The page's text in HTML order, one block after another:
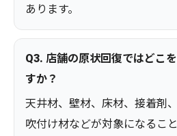
あります。
Q3. 店舗の原状回復ではどこ
すか？
天井材、壁材、床材、接着剤
吹付け材などが対象になること